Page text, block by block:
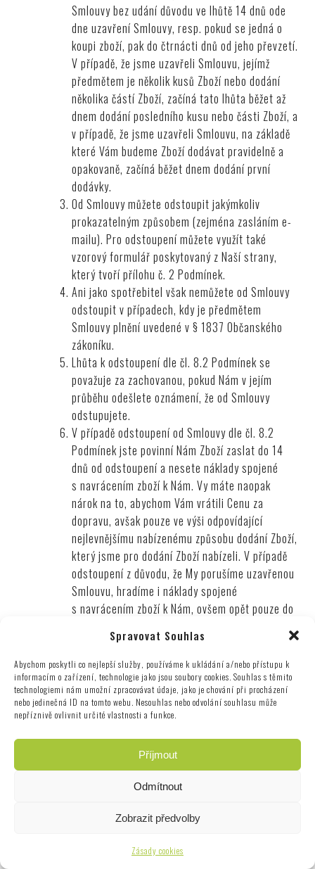
Spravovat Souhlas
Abychom poskytli co nejlepší služby, používáme k ukládání a/nebo přístupu k
informacím o zařízení, technologie jako jsou soubory cookies. Souhlas s těmito
technologiemi nám umožní zpracovávat údaje, jako je chování při procházení
nebo jedinečná ID na tomto webu. Nesouhlas nebo odvolání souhlasu může
nepříznivě ovlivnit určité vlastnosti a funkce.
Příjmout
Odmítnout
Zobrazit předvolby
Zásady cookies
Smlouvy bez udání důvodu ve lhůtě 14 dnů ode
dne uzavření Smlouvy, resp. pokud se jedná o
koupi zboží, pak do čtrnácti dnů od jeho převzetí.
V případě, že jsme uzavřeli Smlouvu, jejímž
předmětem je několik kusů Zboží nebo dodání
několika částí Zboží, začíná tato lhůta běžet až
dnem dodání posledního kusu nebo části Zboží, a
v případě, že jsme uzavřeli Smlouvu, na základě
které Vám budeme Zboží dodávat pravidelně a
opakovaně, začíná běžet dnem dodání první
dodávky.
Od Smlouvy můžete odstoupit jakýmkoliv
prokazatelným způsobem (zejména zasláním e-
mailu). Pro odstoupení můžete využít také
vzorový formulář poskytovaný z Naší strany,
který tvoří přílohu č. 2 Podmínek.
Ani jako spotřebitel však nemůžete od Smlouvy
odstoupit v případech, kdy je předmětem
Smlouvy plnění uvedené v § 1837 Občanského
zákoníku.
Lhůta k odstoupení dle čl.8.2 Podmínek se
považuje za zachovanou, pokud Nám v jejím
průběhu odešlete oznámení, že od Smlouvy
odstupujete.
V případě odstoupení od Smlouvy dle čl.8.2
Podmínek jste povinní Nám Zboží zaslat do 14
dnů od odstoupení a nesete náklady spojené
s navrácením zboží k Nám. Vy máte naopak
nárok na to, abychom Vám vrátili Cenu za
dopravu, avšak pouze ve výši odpovídající
nejlevnějšímu nabízenému způsobu dodání Zboží,
který jsme pro dodání Zboží nabízeli. V případě
odstoupení z důvodu, že My porušíme uzavřenou
Smlouvu, hradíme i náklady spojené
s navrácením zboží k Nám, ovšem opět pouze do
nejlevnějšímu nabízenému způsobu dodání Zboží,
který jsme při dodání Zboží nabízeli.
V případě odstoupení od Smlouvy Vám bude
Cena vrácena do 14 dnů ode dne účinnosti
odstoupení na účet, ze kterého byla připsána,
Smlouvy. Částka však nebude vrácena dříve, než
Zboží obdržíme, nebo Nám prokážete, že došlo
k jeho zaslání zpět Nám. Zboží Nám prosím
Podmínek Nám však odpovídáte za snížení